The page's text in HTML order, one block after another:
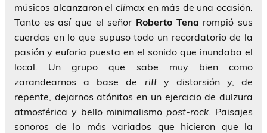
músicos alcanzaron el clímaxen más de una ocasión.
Tanto es así que el señor Roberto Tena rompió sus
cuerdas en lo que supuso todo un recordatorio de la
pasión y euforia puesta en el sonido que inundaba el
local. Un grupo que sabe muy bien como
zarandearnos a base de riffy distorsión y, de
repente, dejarnos atónitos en un ejercicio de dulzura
atmosférica y bello minimalismo post-rock . Paisajes
sonoros de lo más variados que hicieron que la